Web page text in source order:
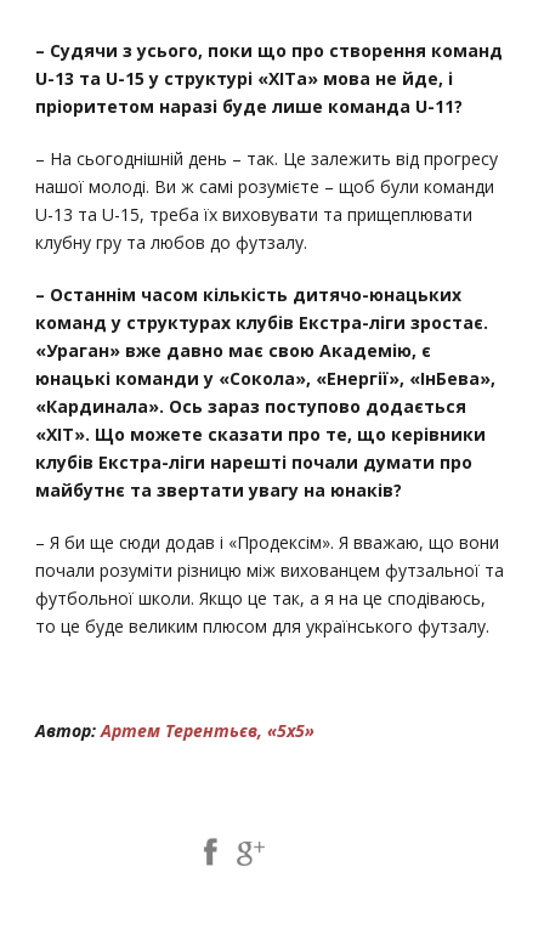
– Судячи з усього, поки що про створення команд
U-13 та U-15 у структурі «ХІТа» мова не йде, і
пріоритетом наразі буде лише команда U-11?
– На сьогоднішній день – так. Це залежить від прогресу
нашої молоді. Ви ж самі розумієте – щоб були команди
U-13 та U-15, треба їх виховувати та прищеплювати
клубну гру та любов до футзалу.
– Останнім часом кількість дитячо-юнацьких
команд у структурах клубів Екстра-ліги зростає.
«Ураган» вже давно має свою Академію, є
юнацькі команди у «Сокола», «Енергії», «ІнБева»,
«Кардинала». Ось зараз поступово додається
«ХІТ». Що можете сказати про те, що керівники
клубів Екстра-ліги нарешті почали думати про
майбутнє та звертати увагу на юнаків?
– Я би ще сюди додав і «Продексім». Я вважаю, що вони
почали розуміти різницю між вихованцем футзальної та
футбольної школи. Якщо це так, а я на це сподіваюсь,
то це буде великим плюсом для українського футзалу.
Автор:Артем Терентьєв, «5х5»